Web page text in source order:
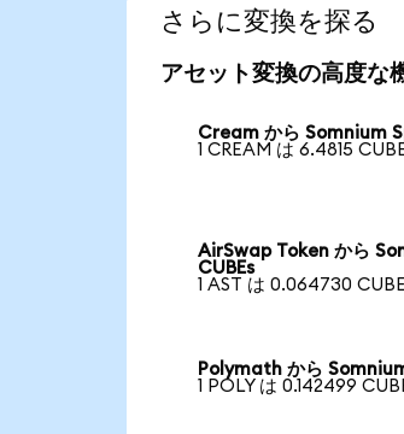
さらに変換を探る
アセット変換の高度な
Cream から Somnium
1 CREAM は 6.4815
AirSwap Token から
CUBEs
1 AST は 0.064730
Polymath から
1 POLY は 0.142499